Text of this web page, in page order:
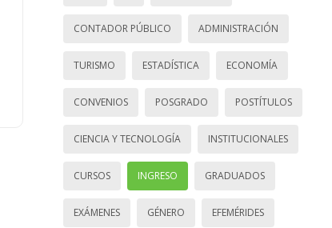
CONTADOR PÚBLICO ADMINISTRACIÓN
TURISMO ESTADÍSTICA ECONOMÍA
CONVENIOS POSGRADO POSTÍTULOS
CIENCIA Y TECNOLOGÍA INSTITUCIONALES
CURSOS INGRESO GRADUADOS
EXÁMENES GÉNERO EFEMÉRIDES